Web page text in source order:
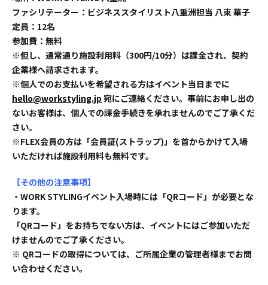
ファシリテーター：ビジネススタイリスト八重洲担当 八束 華子
定員：12名
参加費：無料
※但し、通常通り施設利用料（300円/10分）は課金され、契約
企業様へ請求されます。
※個人でのお支払いを希望される方はイベント当日までに
hello@workstyling.jp 宛にご連絡ください。事前にお申し出の
ないお客様は、個人での課金手続きを承れませんのでご了承くだ
さい。
※FLEX会員の方は「会員証(ストラップ)」を首からかけて入場
いただければ施設利用料も無料です。
【その他の注意事項】
・WORK STYLINGイベント入場時には「QRコード」が必要とな
ります。
「QRコード」をお持ちでない方は、イベントにはご参加いただ
けませんのでご了承ください。
※ QRコードの取得については、ご所属企業の管理者様までお問
い合わせください。